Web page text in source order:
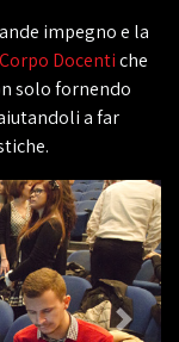
impegno e la
Corpo Docentiche
solo fornendo
a far